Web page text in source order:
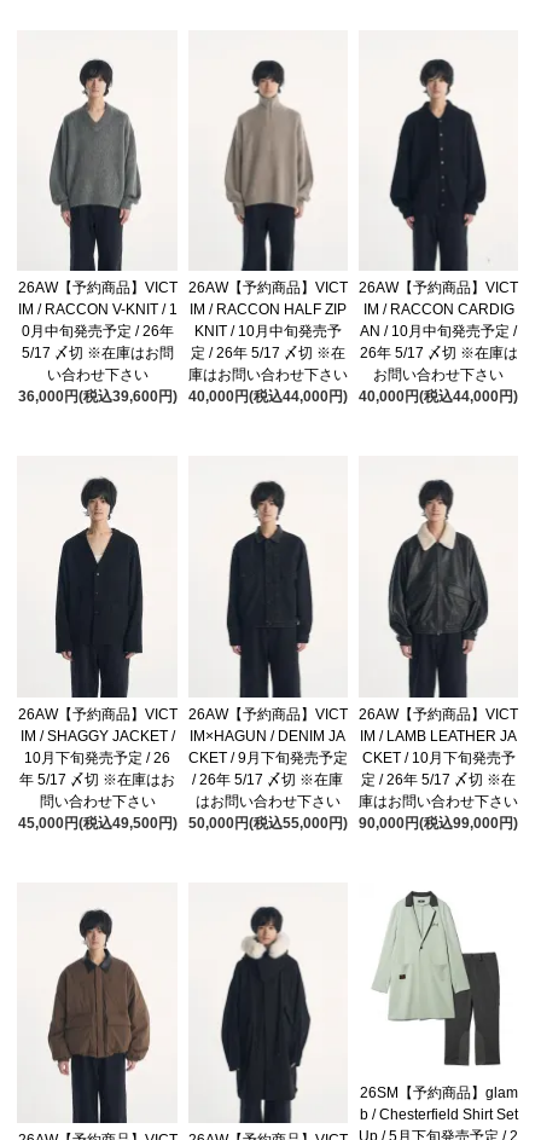
26AW【予約商品】VICT
IM / RACCON V-KNIT / 1
0月中旬発売予定 / 26年
5/17 〆切 ※在庫はお問
い合わせ下さい
36,000円(税込39,600円)
26AW【予約商品】VICT
IM / RACCON HALF ZIP
KNIT / 10月中旬発売予
定 / 26年 5/17 〆切 ※在
庫はお問い合わせ下さい
40,000円(税込44,000円)
26AW【予約商品】VICT
IM / RACCON CARDIG
AN / 10月中旬発売予定 /
26年 5/17 〆切 ※在庫は
お問い合わせ下さい
40,000円(税込44,000円)
26AW【予約商品】VICT
IM / SHAGGY JACKET /
10月下旬発売予定 / 26
年 5/17 〆切 ※在庫はお
問い合わせ下さい
45,000円(税込49,500円)
26AW【予約商品】VICT
IM×HAGUN / DENIM JA
CKET / 9月下旬発売予定
/ 26年 5/17 〆切 ※在庫
はお問い合わせ下さい
50,000円(税込55,000円)
26AW【予約商品】VICT
IM / LAMB LEATHER JA
CKET / 10月下旬発売予
定 / 26年 5/17 〆切 ※在
庫はお問い合わせ下さい
90,000円(税込99,000円)
26SM【予約商品】glam
b / Chesterfield Shirt Set
Up / 5月下旬発売予定 / 2